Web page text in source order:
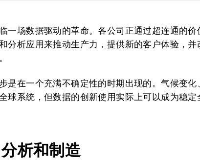
一场数据驱动的革命。各公司正通过超连通的价
分析应用来推动生产力，提供新的客户体验，并
是在一个充满不确定性的时期出现的。气候变化
球系统，但数据的创新使用实际上可以成为稳定
析和制造